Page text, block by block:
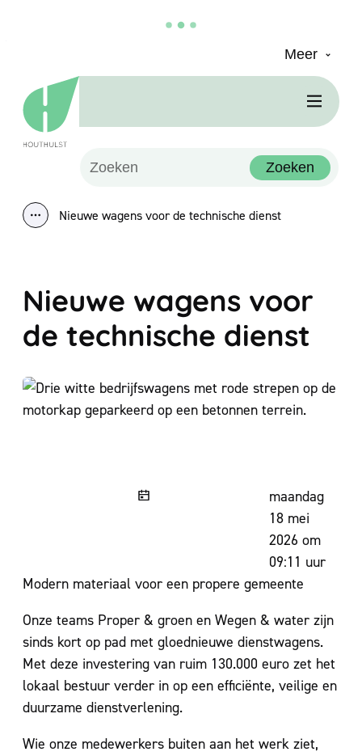
Meer
Houthulst
Waarmee kunnen we jou helpen?
Zoeken
Toon alle broodkruimel items
Nieuwe wagens voor de technische dienst
Nieuwe wagens voor
de technische dienst
Gepubliceerd
maandag
18 mei
2026 om
09:11 uur
Modern materiaal voor een propere gemeente
Onze teams Proper & groen en Wegen & water zijn
sinds kort op pad met gloednieuwe dienstwagens.
Met deze investering van ruim 130.000 euro zet het
lokaal bestuur verder in op een efficiënte, veilige en
duurzame dienstverlening.
Wie onze medewerkers buiten aan het werk ziet,